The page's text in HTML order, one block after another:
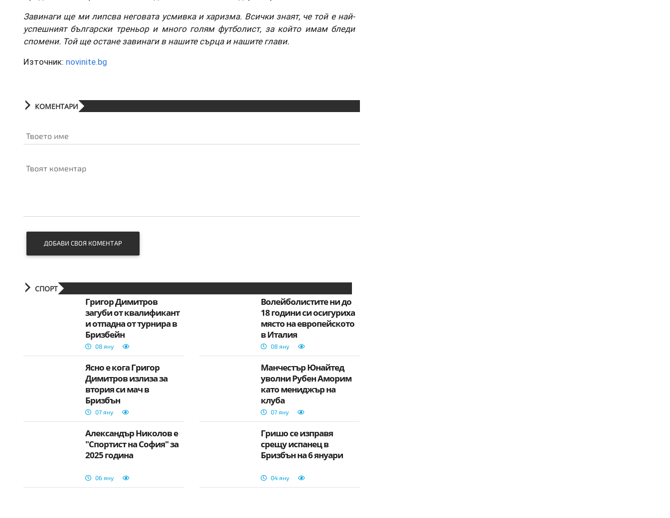
Завинаги ще ми липсва неговата усмивка и харизма. Всички знаят, че той е най-
успешният български треньор и много голям футболист, за който имам бледи
спомени. Той ще остане завинаги в нашите сърца и нашите глави.
Източник: novinite.bg
КОМЕНТАРИ
Твоето име
Твоят коментар
ДОБАВИ СВОЯ КОМЕНТАР
СПОРТ
Григор Димитров
загуби от квалификант
и отпадна от турнира в
Бризбейн
08 яну
Волейболистите ни до
18 години си осигуриха
място на европейското
в Италия
08 яну
Ясно е кога Григор
Димитров излиза за
втория си мач в
Бризбън
07 яну
Манчестър Юнайтед
уволни Рубен Аморим
като мениджър на
клуба
07 яну
Александър Николов е
"Спортист на София" за
2025 година
06 яну
Гришо се изправя
срещу испанец в
Бризбън на 6 януари
04 яну